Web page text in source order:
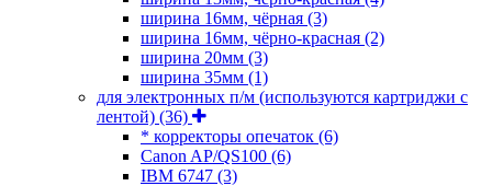
ширина 16мм, чёрная (3)
ширина 16мм, чёрно-красная (2)
ширина 20мм (3)
ширина 35мм (1)
для электронных п/м (используются картриджи с
лентой) (36)
* корректоры опечаток (6)
Canon AP/QS100 (6)
IBM 6747 (3)